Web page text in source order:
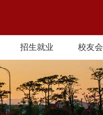
招生就业 校友会